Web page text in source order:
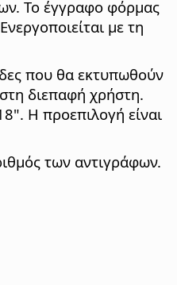
Το έγγραφο φόρμας
με τη
που θα εκτυπωθούν
διεπαφή χρήστη.
Η προεπιλογή είναι
των αντιγράφων.